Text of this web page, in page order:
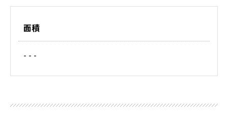
面積
- - -